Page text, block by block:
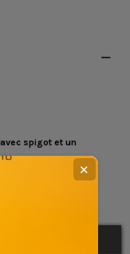
spigot et un
ceux de
✕